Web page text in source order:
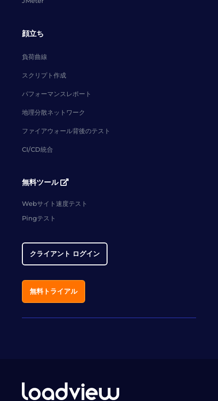
顔立ち
負荷曲線
スクリプト作成
パフォーマンスレポート
地理分散ネットワーク
ファイアウォール背後のテスト
CI/CD統合
無料ツール
Webサイト速度テスト
Pingテスト
クライアント ログイン
無料トライアル